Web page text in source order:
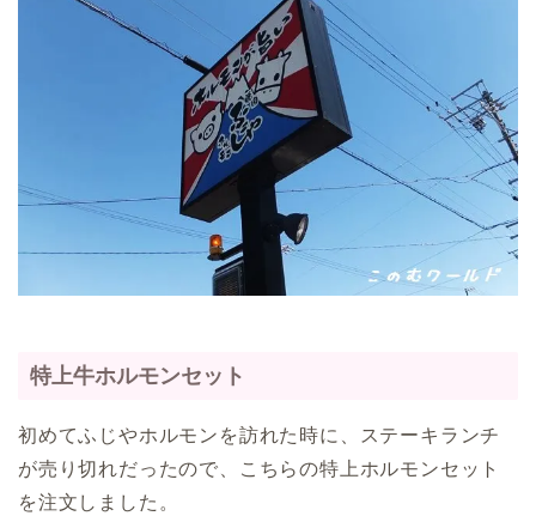
特上牛ホルモンセット
初めてふじやホルモンを訪れた時に、ステーキランチ
が売り切れだったので、こちらの特上ホルモンセット
を注文しました。